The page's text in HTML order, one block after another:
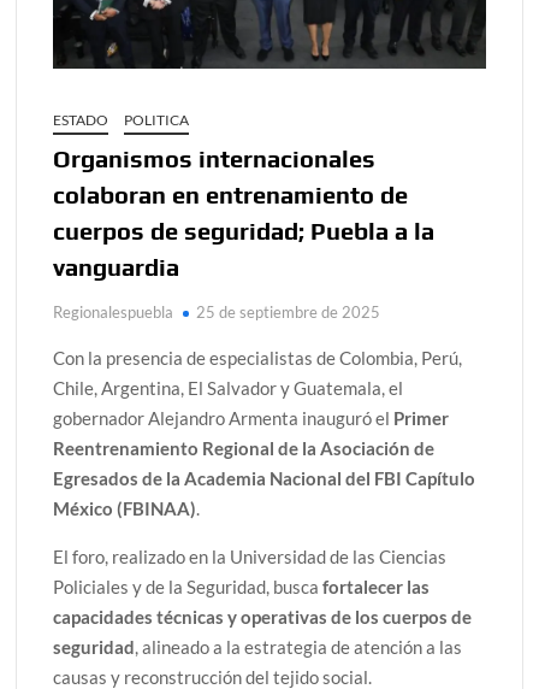
ESTADO POLITICA
Organismos internacionales
colaboran en entrenamiento de
cuerpos de seguridad; Puebla a la
vanguardia
Regionalespuebla 25 de septiembre de 2025
Con la presencia de especialistas de Colombia, Perú,
Chile, Argentina, El Salvador y Guatemala, el
gobernador Alejandro Armenta inauguró el Primer
Reentrenamiento Regional de la Asociación de
Egresados de la Academia Nacional del FBI Capítulo
México (FBINAA).
El foro, realizado en la Universidad de las Ciencias
Policiales y de la Seguridad, buscafortalecer las
capacidades técnicas y operativas de los cuerpos de
seguridad, alineado a la estrategia de atención a las
causas y reconstrucción del tejido social.